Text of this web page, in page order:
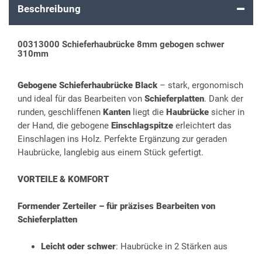
Beschreibung
00313000 Schieferhaubrücke 8mm gebogen schwer
310mm
Gebogene Schieferhaubrücke Black– stark, ergonomisch
und ideal für das Bearbeiten von Schieferplatten. Dank der
runden, geschliffenen Kanten liegt die Haubrücke sicher in
der Hand, die gebogene Einschlagspitze erleichtert das
Einschlagen ins Holz. Perfekte Ergänzung zur geraden
Haubrücke, langlebig aus einem Stück gefertigt.
VORTEILE & KOMFORT
Formender Zerteiler – für präzises Bearbeiten von
Schieferplatten
Leicht oder schwer: Haubrücke in 2 Stärken aus